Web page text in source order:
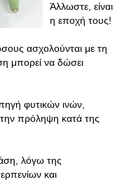
Άλλωστε, είναι
η εποχή τους!
ασχολούνται με τη
μπορεί να δώσει
φυτικών ινών,
πρόληψη κατά της
λόγω της
και